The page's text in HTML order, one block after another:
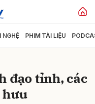
PHIM TÀI LIỆU
đạo tỉnh, các
hưu